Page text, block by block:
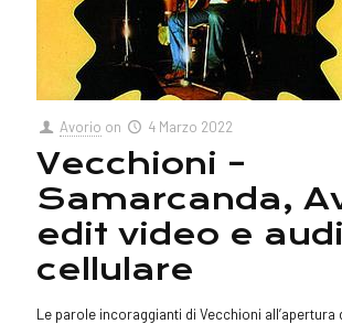
Avorio on 4 Marzo 2022
Vecchioni –
Samarcanda,
edit video e
cellulare
Le parole incoraggianti di Vecchioni all’apertura